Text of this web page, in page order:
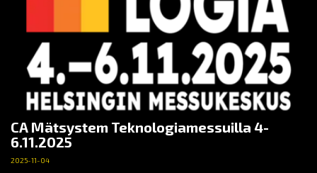
CA Mätsystem Teknologiamessuilla 4-
6.11.2025
2025-11-04